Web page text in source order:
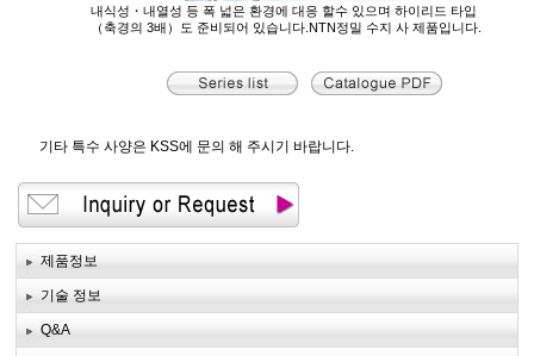
내식성・내열성 등 폭 넓은 환경에 대응 할수 있으며 하이리드 타입
（축경의 3배）도 준비되어 있습니다.NTN정밀 수지 사 제품입니다.
기타 특수 사양은 KSS에 문의 해 주시기 바랍니다.
제품정보
기술 정보
Q&A